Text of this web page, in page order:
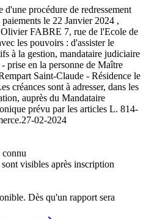
procédure de redressement
le 22 Janvier 2024 ,
FABRE 7, rue de l'Ecole de
les pouvoirs : d'assister le
à la gestion, mandataire judiciaire
en la personne de Maître
Saint-Claude - Résidence le
créances sont à adresser, dans les
auprès du Mandataire
prévu par les articles L. 814-
27-02-2024
connu
visibles après inscription
Dès qu'un rapport sera